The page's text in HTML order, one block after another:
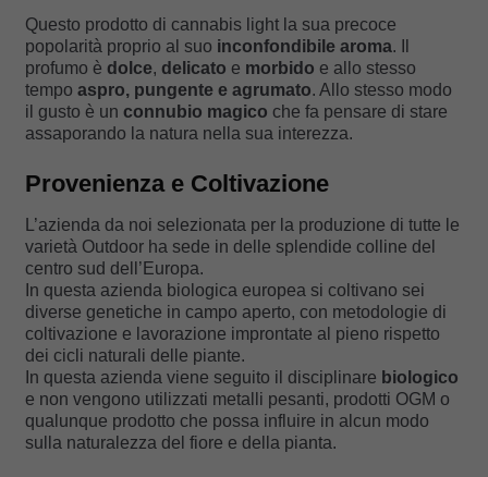
Questo prodotto di cannabis light la sua precoce
popolarità proprio al suo inconfondibile aroma. Il
profumo è dolce, delicato e morbido e allo stesso
tempo aspro, pungente e agrumato. Allo stesso modo
il gusto è un connubio magico che fa pensare di stare
assaporando la natura nella sua interezza.
Provenienza e Coltivazione
L’azienda da noi selezionata per la produzione di tutte le
varietà Outdoor ha sede in delle splendide colline del
centro sud dell’Europa.
In questa azienda biologica europea si coltivano sei
diverse genetiche in campo aperto, con metodologie di
coltivazione e lavorazione improntate al pieno rispetto
dei cicli naturali delle piante.
In questa azienda viene seguito il disciplinare biologico
e non vengono utilizzati metalli pesanti, prodotti OGM o
qualunque prodotto che possa influire in alcun modo
sulla naturalezza del fiore e della pianta.